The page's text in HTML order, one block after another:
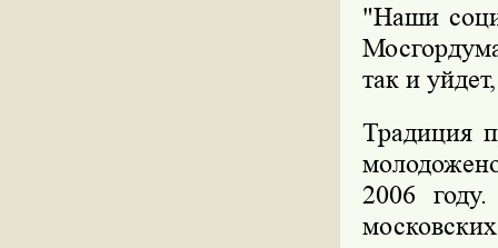
"Наши
так и
Традиция
2006